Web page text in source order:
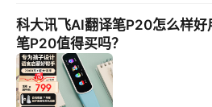
科大讯飞AI翻译笔P20怎么样
笔P20值得买吗？